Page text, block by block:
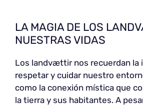
LA MAGIA DE LOS
NUESTRAS VIDAS
Los landvættir nos recuerdan la
respetar y cuidar nuestro
como la conexión mística que
la tierra y sus habitantes. A